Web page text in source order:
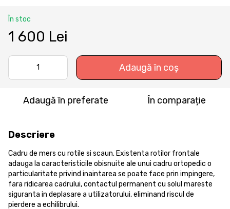
În stoc
1 600 Lei
Adaugă în coș
Adaugă în preferate În comparație
Descriere
Cadru de mers cu rotile si scaun. Existenta rotilor frontale
adauga la caracteristicile obisnuite ale unui cadru ortopedic o
particularitate privind inaintarea se poate face prin impingere,
fara ridicarea cadrului, contactul permanent cu solul mareste
siguranta in deplasare a utilizatorului, eliminand riscul de
pierdere a echilibrului.